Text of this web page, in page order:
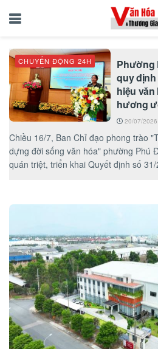
CHUYỂN ĐỘNG 24H
Phường
quy định
hiệu
hương
20/07/2026
Chiều 16/7, Ban Chỉ đạo phong trào
dựng đời sống văn hóa" phường Phú
quán triệt, triển khai Quyết định số